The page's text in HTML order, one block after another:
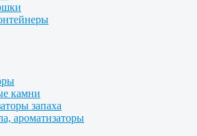
камни
запаха
ароматизаторы